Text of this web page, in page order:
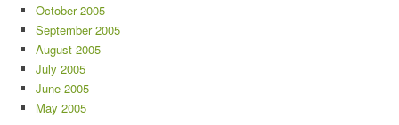
October 2005
September 2005
August 2005
July 2005
June 2005
May 2005